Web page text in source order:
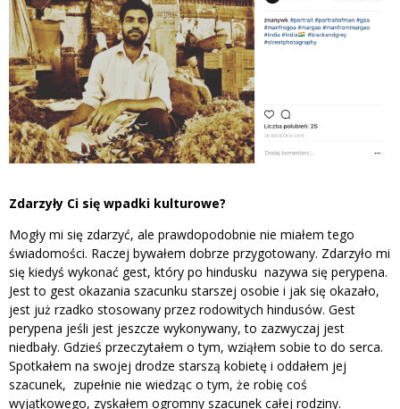
Zdarzyły Ci się wpadki kulturowe?
Mogły mi się zdarzyć, ale prawdopodobnie nie miałem tego
świadomości. Raczej bywałem dobrze przygotowany. Zdarzyło mi
się kiedyś wykonać gest, który po hindusku nazywa się perypena.
Jest to gest okazania szacunku starszej osobie i jak się okazało,
jest już rzadko stosowany przez rodowitych hindusów. Gest
perypena jeśli jest jeszcze wykonywany, to zazwyczaj jest
niedbały. Gdzieś przeczytałem o tym, wziąłem sobie to do serca.
Spotkałem na swojej drodze starszą kobietę i oddałem jej
szacunek, zupełnie nie wiedząc o tym, że robię coś
wyjątkowego, zyskałem ogromny szacunek całej rodziny.